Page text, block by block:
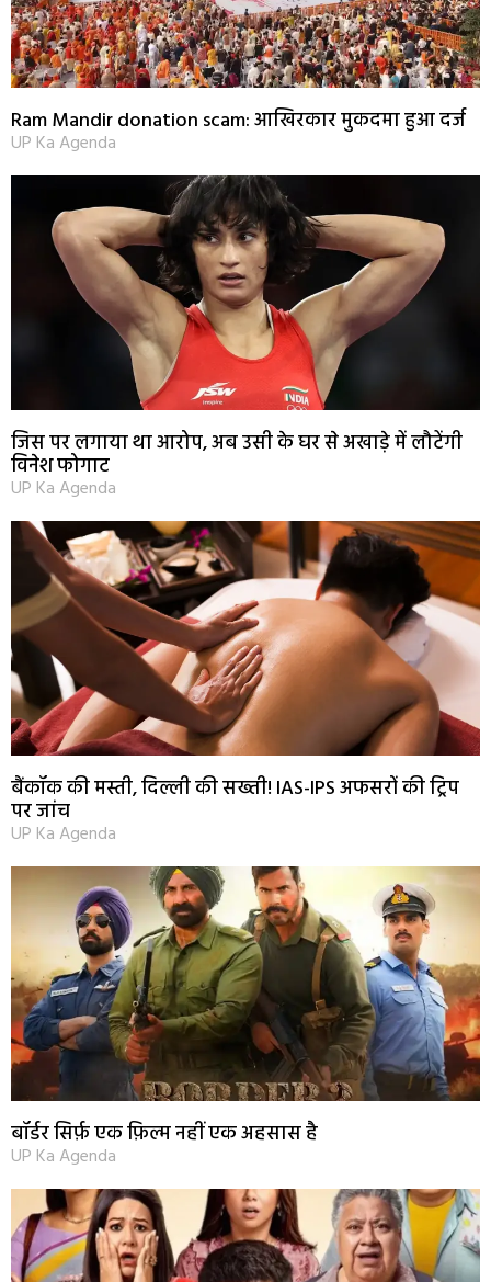
Ram Mandir donation scam: आखिरकार मुकदमा हुआ दर्ज
UP Ka Agenda
जिस पर लगाया था आरोप, अब उसी के घर से अखाड़े में लौटेंगी
विनेश फोगाट
UP Ka Agenda
बैंकॉक की मस्ती, दिल्ली की सख्ती! IAS-IPS अफसरों की ट्रिप
पर जांच
UP Ka Agenda
बॉर्डर सिर्फ़ एक फ़िल्म नहीं एक अहसास है
UP Ka Agenda